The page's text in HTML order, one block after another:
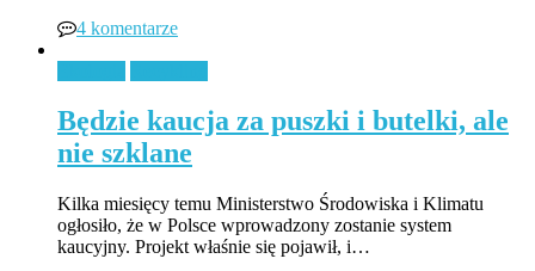
4 komentarze
Będzie kaucja za puszki i butelki, ale
nie szklane
Kilka miesięcy temu Ministerstwo Środowiska i Klimatu
ogłosiło, że w Polsce wprowadzony zostanie system
kaucyjny. Projekt właśnie się pojawił, i…